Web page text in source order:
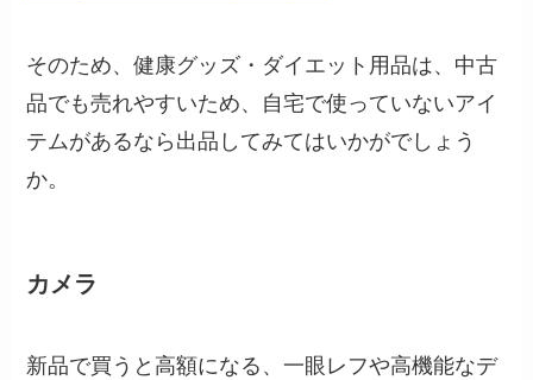
そのため、健康グッズ・ダイエット用品は、中古
品でも売れやすいため、自宅で使っていないアイ
テムがあるなら出品してみてはいかがでしょう
か。
カメラ
新品で買うと高額になる、一眼レフや高機能なデ